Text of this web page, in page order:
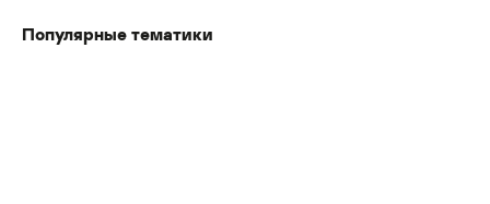
Популярные тематики